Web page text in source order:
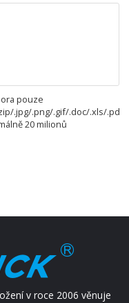
pouze
.jpg/.png/.gif/.doc/.xls/.pdf,
20 milionů
v roce 2006 věnuje